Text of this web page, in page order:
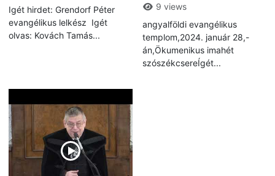
Igét hirdet: Grendorf Péter
evangélikus lelkész Igét
olvas: Kovách Tamás...
9 views
angyalföldi evangélikus
templom,2024. január 28,-
án,Ökumenikus imahét
szószékcsereÍgét...